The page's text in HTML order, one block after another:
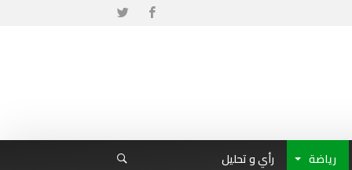
رياضة
رأي و تحليل